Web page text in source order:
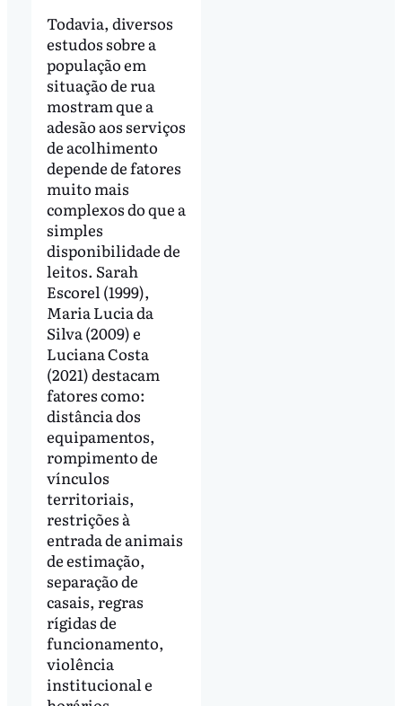
Todavia, diversos
estudos sobre a
população em
situação de rua
mostram que a
adesão aos serviços
de acolhimento
depende de fatores
muito mais
complexos do que a
simples
disponibilidade de
leitos. Sarah
Escorel (1999),
Maria Lucia da
Silva (2009) e
Luciana Costa
(2021) destacam
fatores como:
distância dos
equipamentos,
rompimento de
vínculos
territoriais,
restrições à
entrada de animais
de estimação,
separação de
casais, regras
rígidas de
funcionamento,
violência
institucional e